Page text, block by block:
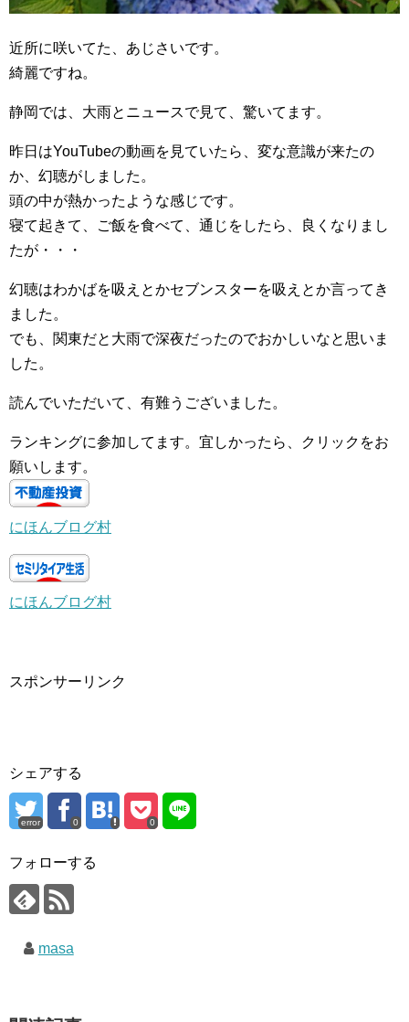
近所に咲いてた、あじさいです。
綺麗ですね。
静岡では、大雨とニュースで見て、驚いてます。
昨日はYouTubeの動画を見ていたら、変な意識が来たの
か、幻聴がしました。
頭の中が熱かったような感じです。
寝て起きて、ご飯を食べて、通じをしたら、良くなりまし
たが・・・
幻聴はわかばを吸えとかセブンスターを吸えとか言ってき
ました。
でも、関東だと大雨で深夜だったのでおかしいなと思いま
した。
読んでいただいて、有難うございました。
ランキングに参加してます。宜しかったら、クリックをお
願いします。
にほんブログ村
にほんブログ村
スポンサーリンク
シェアする
error 0 0
フォローする
masa